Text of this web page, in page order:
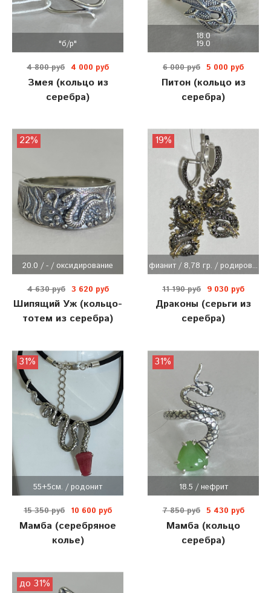
"б/р"
4 800 руб 4 000 руб
Змея (кольцо из
серебра)
18.0
19.0
6 000 руб 5 000 руб
Питон (кольцо из
серебра)
20.0 / - / оксидирование
22%
4 630 руб 3 620 руб
Шипящий Уж (кольцо-
тотем из серебра)
фианит / 8,78 гр. / родиров...
19%
11 190 руб 9 030 руб
Драконы (серьги из
серебра)
55+5см. / родонит
31%
15 350 руб 10 600 руб
Мамба (серебряное
колье)
18.5 / нефрит
31%
7 850 руб 5 430 руб
Мамба (кольцо
серебра)
до 31%